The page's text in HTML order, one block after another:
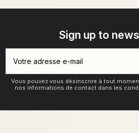
Sign up to
Vous pouvez vous désinscrire à tout
nos informations de contact dans les